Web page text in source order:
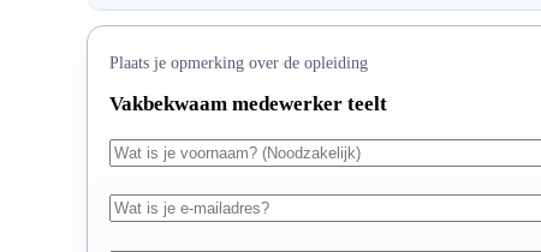
Plaats je opmerking over de opleiding
Vakbekwaam medewerker teelt